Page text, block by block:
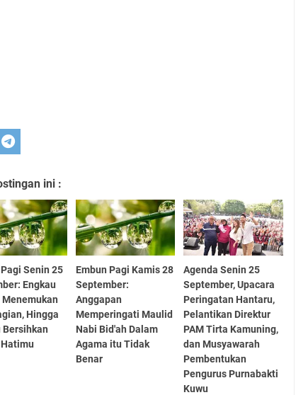
ini :
Senin 25
Engkau
Menemukan
Hingga
Bersihkan
Embun Pagi Kamis 28
September:
Anggapan
Memperingati Maulid
Nabi Bid'ah Dalam
Agama itu Tidak
Benar
Agenda Senin 25
September, Upacara
Peringatan Hantaru,
Pelantikan Direktur
PAM Tirta Kamuning,
dan Musyawarah
Pembentukan
Pengurus Purnabakti
Kuwu